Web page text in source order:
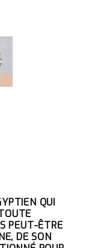
QUI
PEUT-ÊTRE
DE SON